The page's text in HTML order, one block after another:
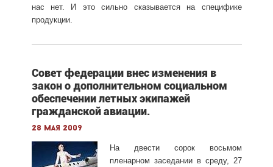
нас нет. И это сильно сказывается на специфике
продукции.
Совет федерации внес изменения в
закон о дополнительном социальном
обеспечении летных экипажей
гражданской авиации.
28 мая 2009
На двести сорок восьмом
пленарном заседании в среду, 27